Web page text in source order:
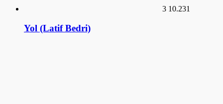
3 10.231
Yol (Latif Bedri)